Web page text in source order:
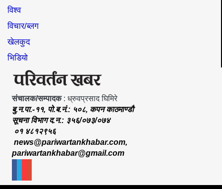
विश्व
विचार/ब्लग
खेलकुद
भिडियो
संचालक/सम्पादक: ध्रुवप्रसाद घिमिरे
बु.न.पा.-११, पो.ब.नं.: ५०८, कपन काठमाण्डौ
सूचना विभाग द.न.: ३५६/०७३/०७४
०१ ४८१२९५६
news@pariwartankhabar.com,
pariwartankhabar@gmail.com